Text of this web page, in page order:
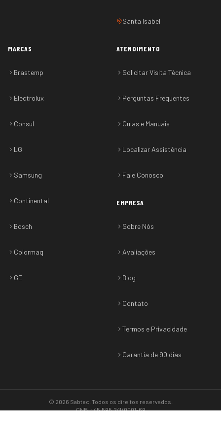
Santa Isabel
MARCAS
Brastemp
Electrolux
Consul
LG
Samsung
Continental
Bosch
Colormaq
GE
ATENDIMENTO
Solicitar Visita Técnica
Perguntas Frequentes
Guias e Manuais
Localizar Assistência
Fale Conosco
EMPRESA
Sobre Nós
Avaliações
Blog
Contato
Termos e Privacidade
Garantia de 90 dias
© 2026 Sabtec . Todos os direitos reservados.
CNPJ: 45.595.241/0001-69